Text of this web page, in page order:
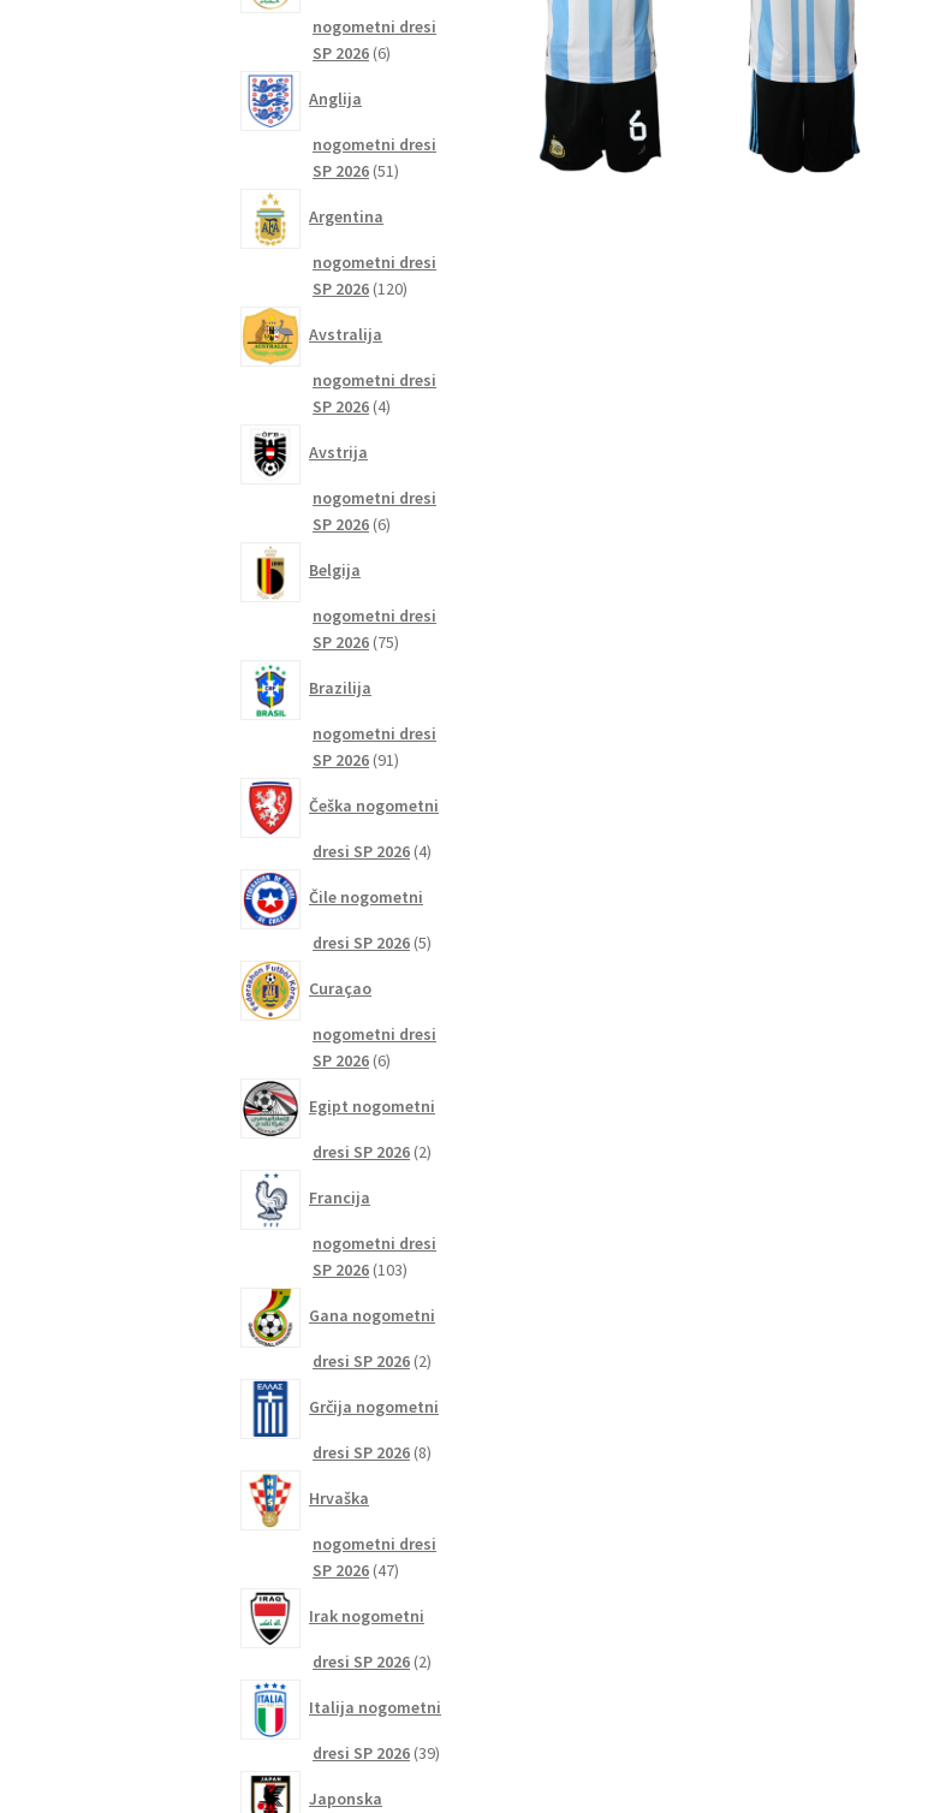
nogometni dresi
SP 2026 66
Anglija
nogometni dresi
SP 2026 5151
Argentina
nogometni dresi
SP 2026 120120
Avstralija
nogometni dresi
SP 2026 44
Avstrija
nogometni dresi
SP 2026 66
Belgija
nogometni dresi
SP 2026 7575
Brazilija
nogometni dresi
SP 2026 9191
Češka nogometni
dresi SP 2026 44
Čile nogometni
dresi SP 2026 55
Curaçao
nogometni dresi
SP 2026 66
Egipt nogometni
dresi SP 2026 22
Francija
nogometni dresi
SP 2026 103103
Gana nogometni
dresi SP 2026 22
Grčija nogometni
dresi SP 2026 88
Hrvaška
nogometni dresi
SP 2026 4747
Irak nogometni
dresi SP 2026 22
Italija nogometni
dresi SP 2026 3939
Japonska